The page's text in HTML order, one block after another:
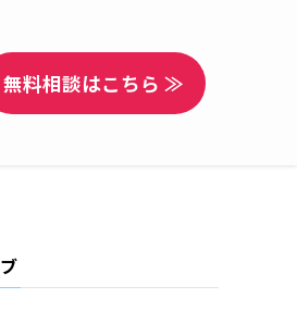
無料相談はこちら ≫